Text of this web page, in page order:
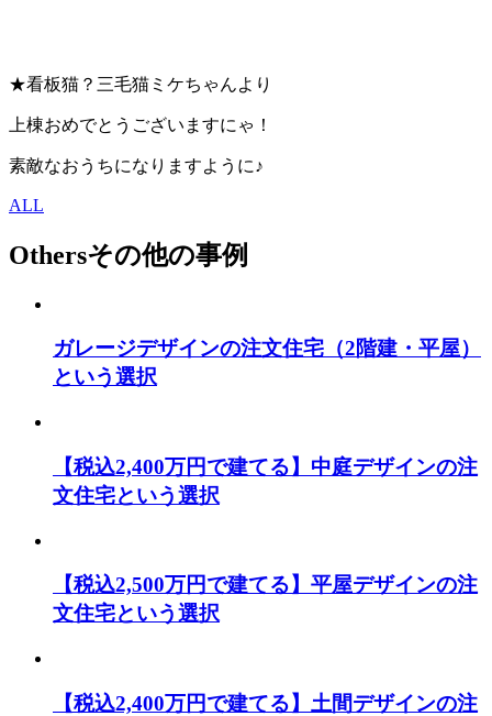
★看板猫？三毛猫ミケちゃんより
上棟おめでとうございますにゃ！
素敵なおうちになりますように♪
ALL
Othersその他の事例
ガレージデザインの注文住宅（2階建・平屋）
という選択
【税込2,400万円で建てる】中庭デザインの注
文住宅という選択
【税込2,500万円で建てる】平屋デザインの注
文住宅という選択
【税込2,400万円で建てる】土間デザインの注